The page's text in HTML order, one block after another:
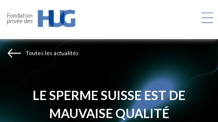
contenu
Toutes les actualités
LE SPERME SUISSE EST DE
MAUVAISE QUALITÉ